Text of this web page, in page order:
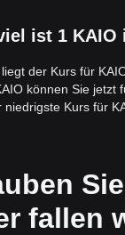
ist 1 KAIO
der Kurs für
können Sie jetzt
niedrigste Kurs für
fallen